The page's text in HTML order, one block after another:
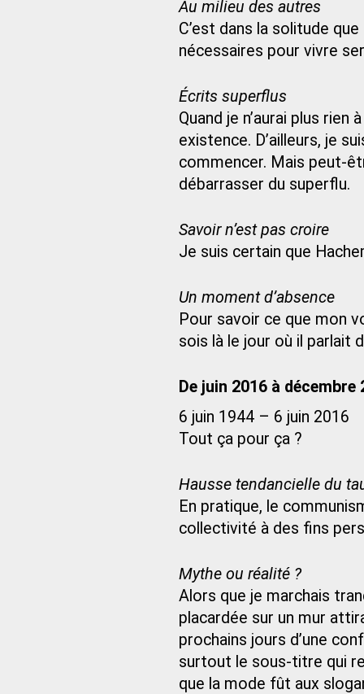
Au milieu des autres
C’est dans la solitude
nécessaires pour vivre
Écrits superflus
Quand je n’aurai plus rien
existence. D’ailleurs, je
commencer. Mais peut-
débarrasser du superflu.
Savoir n’est pas croire
Je suis certain que
Un moment d’absence
Pour savoir ce que mon
sois là le jour où il parlait
De juin 2016 à décembre
6 juin 1944 – 6 juin 2016
Tout ça pour ça ?
Hausse tendancielle du
En pratique, le
collectivité à des fins
Mythe ou réalité ?
Alors que je marchais
placardée sur un mur
prochains jours d’une
surtout le sous-titre qui
que la mode fût aux